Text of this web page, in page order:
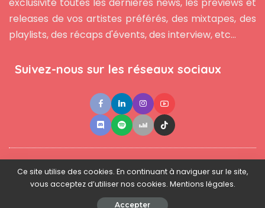
releases de vos artistes préférés, des mixtapes, des
playlists, des récaps d'évents, des interview, etc...
Suivez-nous sur les réseaux sociaux
Contact ●Newsletter ● L'équipe ● Mentions légales
© 2025 - www.guettapen.com - Tous droits réservés.
Ce site utilise des cookies. En continuant à naviguer sur le site,
vous acceptez d’utiliser nos cookies. Mentions légales.
Accepter